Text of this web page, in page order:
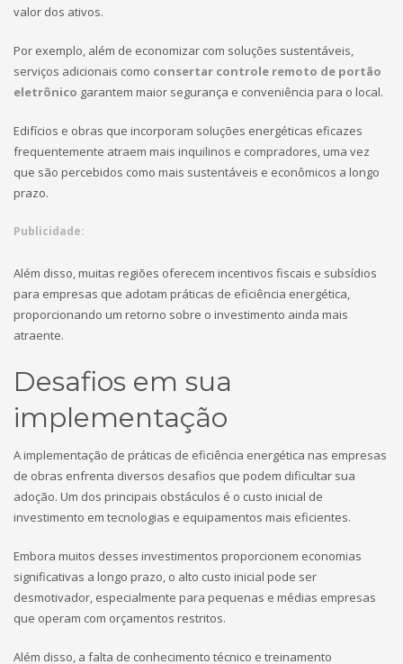
valor dos ativos.
Por exemplo, além de economizar com soluções sustentáveis,
serviços adicionais como consertar controle remoto de portão
eletrônico garantem maior segurança e conveniência para o local.
Edifícios e obras que incorporam soluções energéticas eficazes
frequentemente atraem mais inquilinos e compradores, uma vez
que são percebidos como mais sustentáveis e econômicos a longo
prazo.
Publicidade:
Além disso, muitas regiões oferecem incentivos fiscais e subsídios
para empresas que adotam práticas de eficiência energética,
proporcionando um retorno sobre o investimento ainda mais
atraente.
Desafios em sua
implementação
A implementação de práticas de eficiência energética nas empresas
de obras enfrenta diversos desafios que podem dificultar sua
adoção. Um dos principais obstáculos é o custo inicial de
investimento em tecnologias e equipamentos mais eficientes.
Embora muitos desses investimentos proporcionem economias
significativas a longo prazo, o alto custo inicial pode ser
desmotivador, especialmente para pequenas e médias empresas
que operam com orçamentos restritos.
Além disso, a falta de conhecimento técnico e treinamento